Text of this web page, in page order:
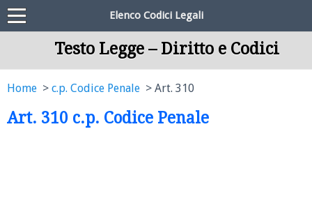
Elenco Codici Legali
Testo Legge – Diritto e Codici
Home c.p. Codice Penale Art. 310
Art. 310 c.p. Codice Penale